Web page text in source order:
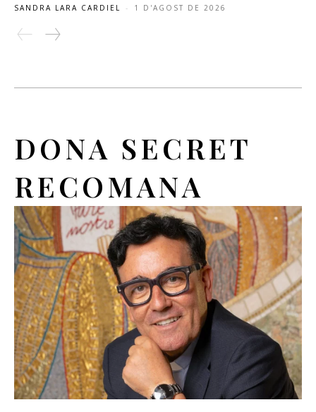
SANDRA LARA CARDIEL - 1 D'AGOST DE 2026
DONA SECRET
RECOMANA